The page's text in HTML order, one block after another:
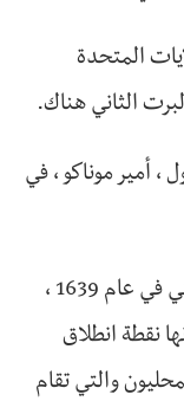
المتحدة
الثاني هناك.
، أمير موناكو ، في
Chapelle de la Misericorde ، الذي بني في عام 1639 ،
نقطة انطلاق
والتي تقام